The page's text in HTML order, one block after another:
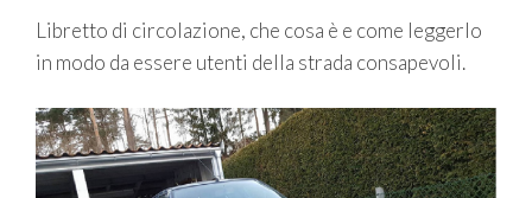
Libretto di circolazione, che cosa è e come leggerlo
in modo da essere utenti della strada consapevoli.